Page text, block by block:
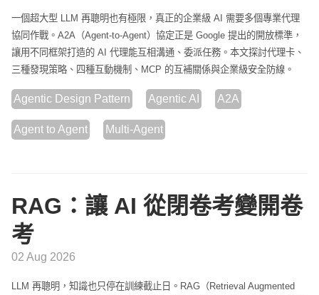
一個超大型 LLM 再聰明也有極限，真正的企業級 AI 需要多個專業代理
協同作戰。A2A（Agent-to-Agent）協定正是 Google 提出的開放標準，
讓用不同框架打造的 AI 代理能互相溝通、委派任務。本文探討代理卡、
三種發現策略、四種互動機制、MCP 的互補關係與企業級安全防線。
Agentic Design Pattern Agentic AI A2A
Agent to Agent Multi-Agent
RAG：讓 AI 從閉卷考變開卷
考
02 Aug 2026
LLM 再聰明，知識也只停在訓練截止日。RAG（Retrieval Augmented